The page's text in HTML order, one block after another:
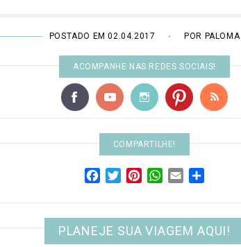
POSTADO EM 02.04.2017 • POR PALOMA
ACOMPANHE NAS REDES SOCIAIS!
COMPARTILHE!
FacebookTwitterPinterestWhatsApp
Email
PLANEJE SUA VIAGEM AQUI!